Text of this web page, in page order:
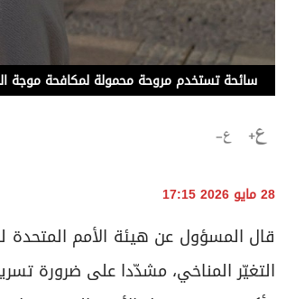
سائحة تستخدم مروحة محمولة لمكافحة موجة
28 مايو 2026 17:15
قال المسؤول عن هيئة الأمم المتحدة
التغيّر المناخي، مشدّدا على ضرورة